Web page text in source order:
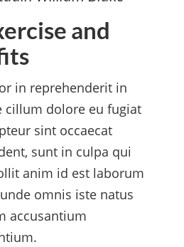
and
in reprehenderit in
cillum dolore eu fugiat
sint occaecat
sunt in culpa qui
anim id est laborum
omnis iste natus
accusantium